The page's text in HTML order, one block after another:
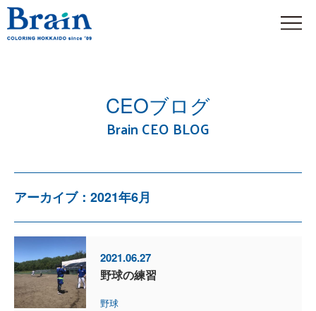
CEOブログ
Brain CEO BLOG
アーカイブ：2021年6月
2021.06.27
野球の練習
野球